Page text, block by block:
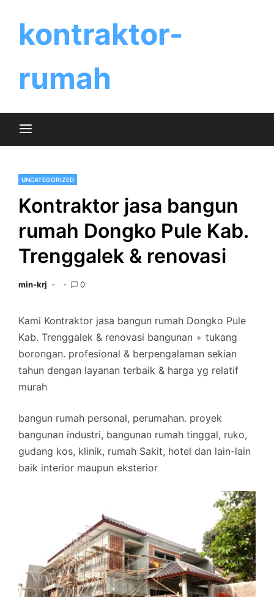
contentkontraktor-
rumah
UNCATEGORIZED
Kontraktor jasa bangun
rumah Dongko Pule Kab.
Trenggalek & renovasi
min-krj 0
Kami Kontraktor jasa bangun rumah Dongko Pule
Kab. Trenggalek & renovasi bangunan + tukang
borongan. profesional & berpengalaman sekian
tahun dengan layanan terbaik & harga yg relatif
murah
bangun rumah personal, perumahan. proyek
bangunan industri, bangunan rumah tinggal, ruko,
gudang kos, klinik, rumah Sakit, hotel dan lain-lain
baik interior maupun eksterior